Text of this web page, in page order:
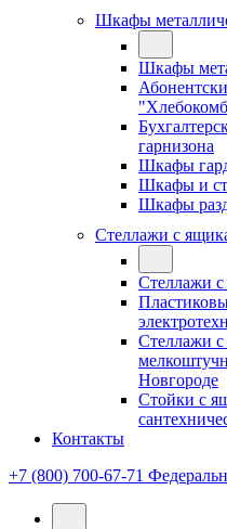
Шкафы
Шкафы
гарнизона
Шкафы
Шкафы и
Шкафы
Стеллажи с
Стеллажи
Стеллажи с
Новгороде
Стойки с
Контакты
+7 (800) 700-67-71